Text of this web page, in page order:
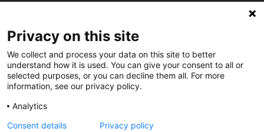
@CGTCatalunya
cgtcatalunya
cgtcatalunya
Privacy on this site
We collect and process your data on this site to better
understand how it is used. You can give your consent to all or
selected purposes, or you can decline them all. For more
information, see our privacy policy.
Analytics
Consent details
Privacy policy